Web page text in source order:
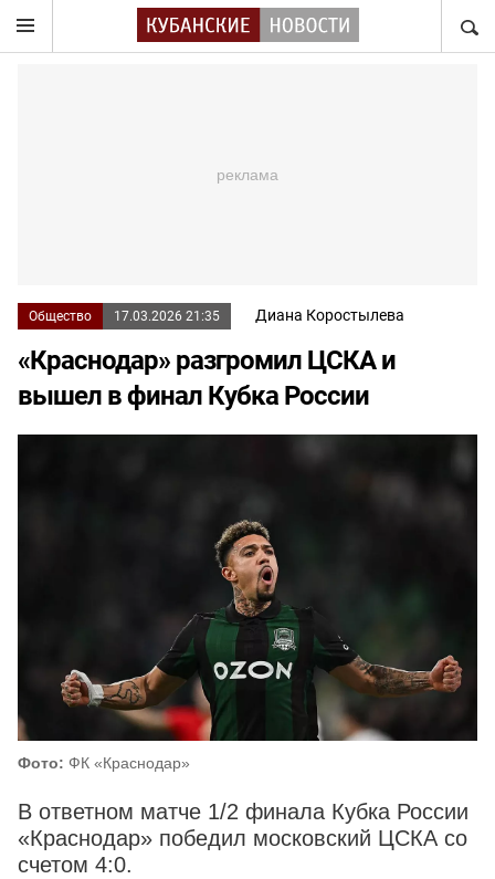
Общество 17.03.2026 21:35 Диана Коростылева
«Краснодар» разгромил ЦСКА и
вышел в финал Кубка России
Фото: ФК «Краснодар»
В ответном матче 1/2 финала Кубка России
«Краснодар» победил московский ЦСКА со
счетом 4:0.